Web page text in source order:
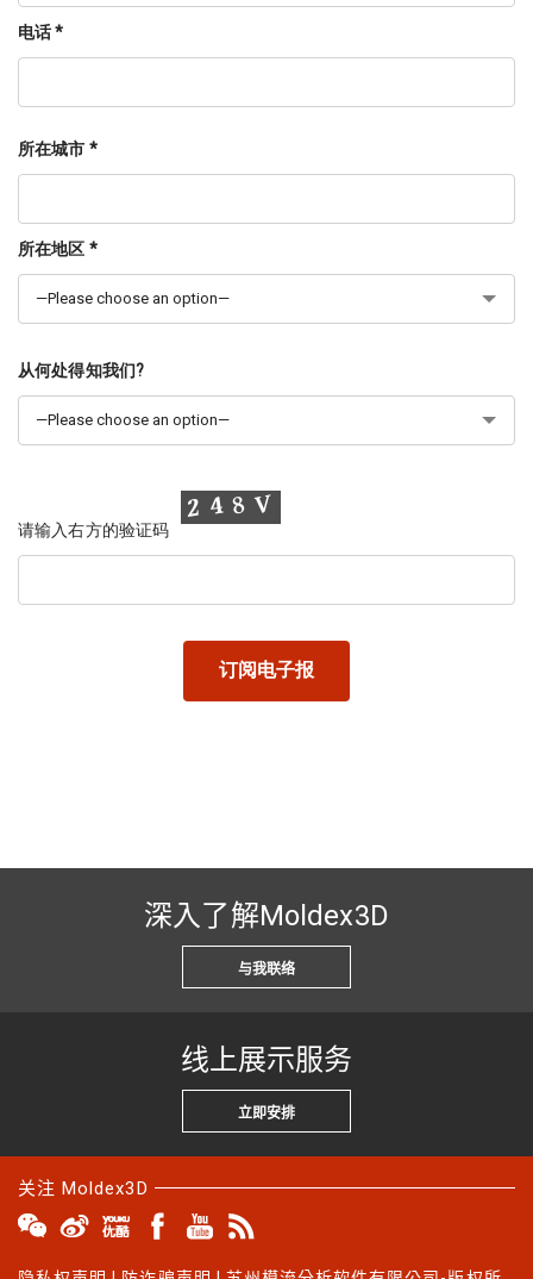
电话 *
所在城市 *
所在地区 *
从何处得知我们?
请输入右方的验证码
深入了解Moldex3D
与我联络
线上展示服务
立即安排
关注 Moldex3D